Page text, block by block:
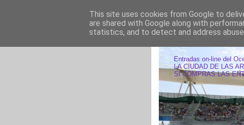
Entradas on-line del
LA CIUDAD DE LAS
SI COMPRAS LAS
This site uses cookies from Google to
are shared with Google along with
statistics, and to detect and address